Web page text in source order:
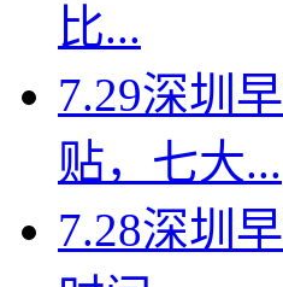
比...
7.29深圳
贴，七大...
7.28深圳